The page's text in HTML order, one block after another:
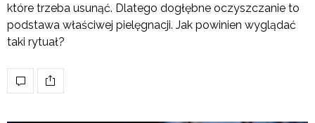
które trzeba usunąć. Dlatego dogłębne oczyszczanie to
podstawa właściwej pielęgnacji. Jak powinien wyglądać
taki rytuał?